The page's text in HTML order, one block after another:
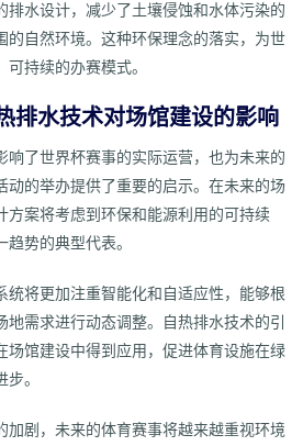
水设计，减少了土壤侵蚀和水体污染的
的自然环境。这种环保理念的落实，为世
持续的办赛模式。
排水技术对场馆建设的影响
响了世界杯赛事的实际运营，也为未来的
动的举办提供了重要的启示。在未来的场
方案将考虑到环保和能源利用的可持续
势的典型代表。
统将更加注重智能化和自适应性，能够根
需求进行动态调整。自热排水技术的引
场馆建设中得到应用，促进体育设施在绿
。
加剧，未来的体育赛事将越来越重视环境